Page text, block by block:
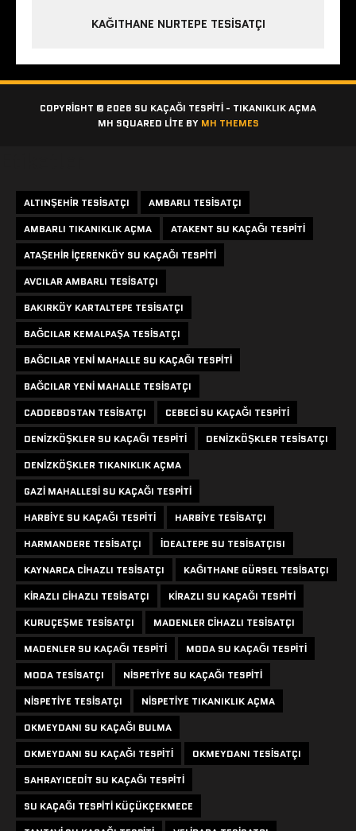
KAĞITHANE NURTEPE TESISATÇI
COPYRIGHT © 2026 SU KAÇAĞI TESPITI - TIKANIKLIK AÇMA
MH SQUARED LITE BY MH THEMES
ALTINŞEHIR TESISATÇI
AMBARLI TESISATÇI
AMBARLI TIKANIKLIK AÇMA
ATAKENT SU KAÇAĞI TESPITI
ATAŞEHIR IÇERENKÖY SU KAÇAĞI TESPITI
AVCILAR AMBARLI TESISATÇI
BAKIRKÖY KARTALTEPE TESISATÇI
BAĞCILAR KEMALPAŞA TESISATÇI
BAĞCILAR YENI MAHALLE SU KAÇAĞI TESPITI
BAĞCILAR YENI MAHALLE TESISATÇI
CADDEBOSTAN TESISATÇI
CEBECI SU KAÇAĞI TESPITI
DENIZKÖŞKLER SU KAÇAĞI TESPITI
DENIZKÖŞKLER TESISATÇI
DENIZKÖŞKLER TIKANIKLIK AÇMA
GAZI MAHALLESI SU KAÇAĞI TESPITI
HARBIYE SU KAÇAĞI TESPITI
HARBIYE TESISATÇI
HARMANDERE TESISATÇI
IDEALTEPE SU TESISATÇISI
KAYNARCA CIHAZLI TESISATÇI
KAĞITHANE GÜRSEL TESISATÇI
KIRAZLI CIHAZLI TESISATÇI
KIRAZLI SU KAÇAĞI TESPITI
KURUÇEŞME TESISATÇI
MADENLER CIHAZLI TESISATÇI
MADENLER SU KAÇAĞI TESPITI
MODA SU KAÇAĞI TESPITI
MODA TESISATÇI
NISPETIYE SU KAÇAĞI TESPITI
NISPETIYE TESISATÇI
NISPETIYE TIKANIKLIK AÇMA
OKMEYDANI SU KAÇAĞI BULMA
OKMEYDANI SU KAÇAĞI TESPITI
OKMEYDANI TESISATÇI
SAHRAYICEDIT SU KAÇAĞI TESPITI
SU KAÇAĞI TESPITI KÜÇÜKÇEKMECE